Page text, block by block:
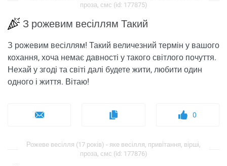
проза, смс (id: 177875)
З рожевим весіллям Такий
З рожевим весіллям! Такий величезний термін у вашого
кохання, хоча немає давності у такого світлого почуття.
Нехай у згоді та світі далі будете жити, любити один
одного і життя. Вітаю!
0
Рожеве весілля (17 років) - яке весілля, привітання, вірші,
проза, смс (id: 177876)